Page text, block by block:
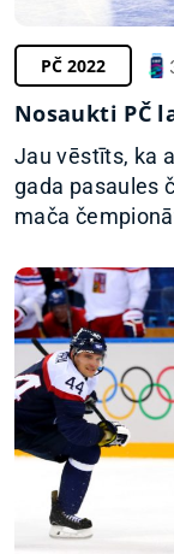
PČ 2022
Nosaukti PČ
Jau vēstīts, ka
gada pasaules
mača